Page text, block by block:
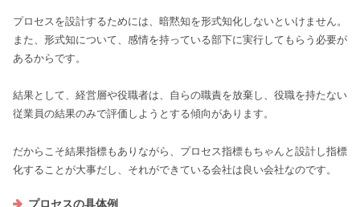
プロセスを設計するためには、暗黙知を形式知化しないといけません。
また、形式知について、感情を持っている部下に実行してもらう必要が
あるからです。
結果として、経営層や役職者は、自らの職責を放棄し、役職を持たない
従業員の結果のみで評価しようとする傾向があります。
だからこそ結果指標もありながら、プロセス指標もちゃんと設計し指標
化することが大事だし、それができている会社は良い会社なのです。
プロセスの具体例